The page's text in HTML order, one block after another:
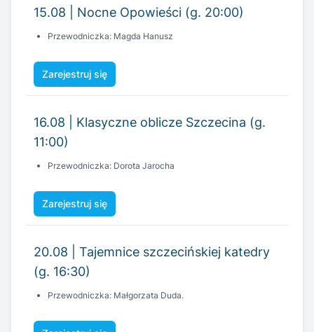
15.08 | Nocne Opowieści (g. 20:00)
Przewodniczka: Magda Hanusz
Zarejestruj się
16.08 | Klasyczne oblicze Szczecina (g.
11:00)
Przewodniczka: Dorota Jarocha
Zarejestruj się
20.08 | Tajemnice szczecińskiej katedry
(g. 16:30)
Przewodniczka: Małgorzata Duda.